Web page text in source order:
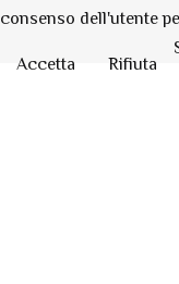
consenso dell'utente
Accetta Rifiuta